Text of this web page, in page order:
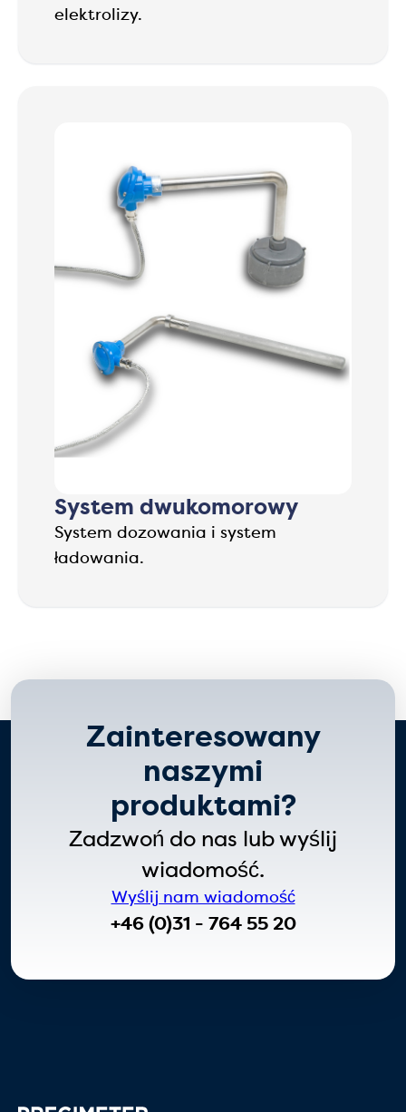
elektrolizy.
System dwukomorowy
System dozowania i system
ładowania.
Zainteresowany
naszymi
produktami?
Zadzwoń do nas lub wyślij
wiadomość.
Wyślij nam wiadomość
+46 (0)31 - 764 55 20